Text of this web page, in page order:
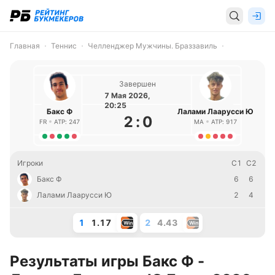
Главная Теннис Челленджер Мужчины. Браззавиль
Бакс Ф
FR ATP: 247
Завершен
7 Мая 2026,
20:25
2 : 0
Лалами Лаарусси Ю
MA ATP: 917
Игроки С1
С2
Бакс Ф
6
6
Лалами Лаарусси Ю
2 4
1 1.17 2 4.43
Результаты игры Бакс Ф -